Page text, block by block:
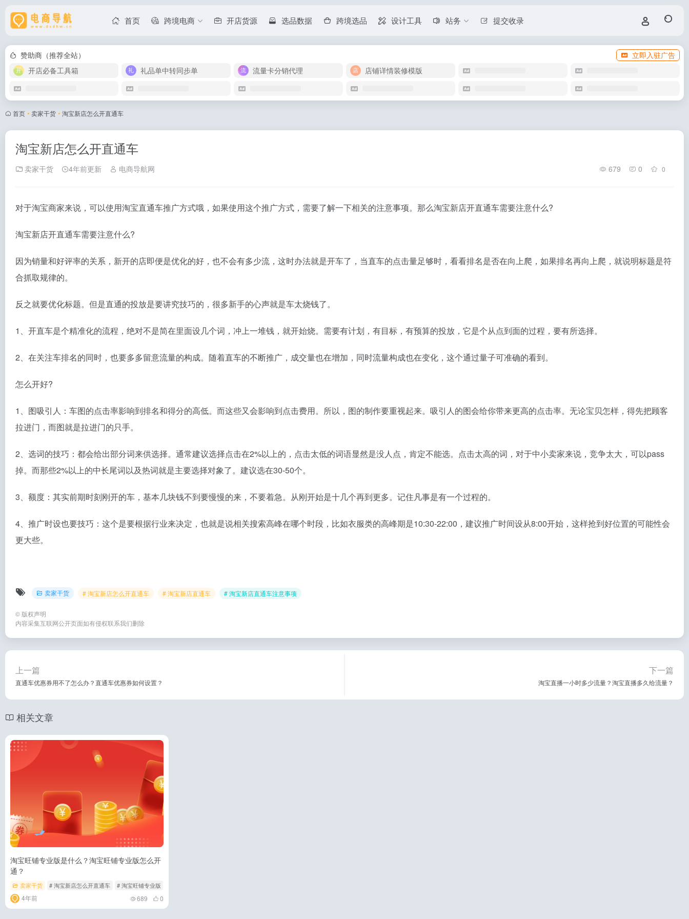
首页 跨境电商 开店货源 选品数据 跨境选品 设计工具 站务 提交收录
赞助商（推荐全站）
立即入驻广告
开店必备工具箱
礼品单中转同步单 流量卡分销代理 店铺详情装修模版
首页 • 卖家干货 • 淘宝新店怎么开直通车
淘宝新店怎么开直通车
卖家干货 4年前更新 电商导航网 679 0 0
对于淘宝商家来说，可以使用淘宝直通车推广方式哦，如果使用这个推广方式，需要了解一下相关的注意事项。那么淘宝新店开直通车需要注意什么?
淘宝新店开直通车需要注意什么?
因为销量和好评率的关系，新开的店即便是优化的好，也不会有多少流，这时办法就是开车了，当直车的点击量足够时，看看排名是否在向上爬，如果排名再向上爬，就说明标题是符
合抓取规律的。
反之就要优化标题。但是直通的投放是要讲究技巧的，很多新手的心声就是车太烧钱了。
1、开直车是个精准化的流程，绝对不是简在里面设几个词，冲上一堆钱，就开始烧。需要有计划，有目标，有预算的投放，它是个从点到面的过程，要有所选择。
2、在关注车排名的同时，也要多多留意流量的构成。随着直车的不断推广，成交量也在增加，同时流量构成也在变化，这个通过量子可准确的看到。
怎么开好?
1、图吸引人：车图的点击率影响到排名和得分的高低。而这些又会影响到点击费用。所以，图的制作要重视起来。吸引人的图会给你带来更高的点击率。无论宝贝怎样，得先把顾客
拉进门，而图就是拉进门的只手。
2、选词的技巧：都会给出部分词来供选择。通常建议选择点击在2%以上的，点击太低的词语显然是没人点，肯定不能选。点击太高的词，对于中小卖家来说，竞争太大，可以pass
掉。而那些2%以上的中长尾词以及热词就是主要选择对象了。建议选在30-50个。
3、额度：其实前期时刻刚开的车，基本几块钱不到要慢慢的来，不要着急。从刚开始是十几个再到更多。记住凡事是有一个过程的。
4、推广时设也要技巧：这个是要根据行业来决定，也就是说相关搜索高峰在哪个时段，比如衣服类的高峰期是10:30-22:00，建议推广时间设从8:00开始，这样抢到好位置的可能性会
更大些。
卖家干货 # 淘宝新店怎么开直通车 # 淘宝新店直通车 # 淘宝新店直通车注意事项
© 版权声明
内容采集互联网公开页面如有侵权联系我们删除
上一篇
直通车优惠券用不了怎么办？直通车优惠券如何设置？
下一篇
淘宝直播一小时多少流量？淘宝直播多久给流量？
相关文章
淘宝旺铺专业版是什么？淘宝旺铺专业版怎么开
通？
卖家干货 # 淘宝新店怎么开直通车 # 淘宝旺铺专业版
4年前 689 0